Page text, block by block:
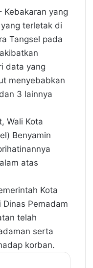
Kebakaran yang
terletak di
Tangsel pada
data yang
menyebabkan
3 lainnya
Wali Kota
Benyamin
atas
Kota
Pemadam
telah
serta
korban.